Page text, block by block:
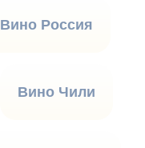
Вино Россия
Вино Чили